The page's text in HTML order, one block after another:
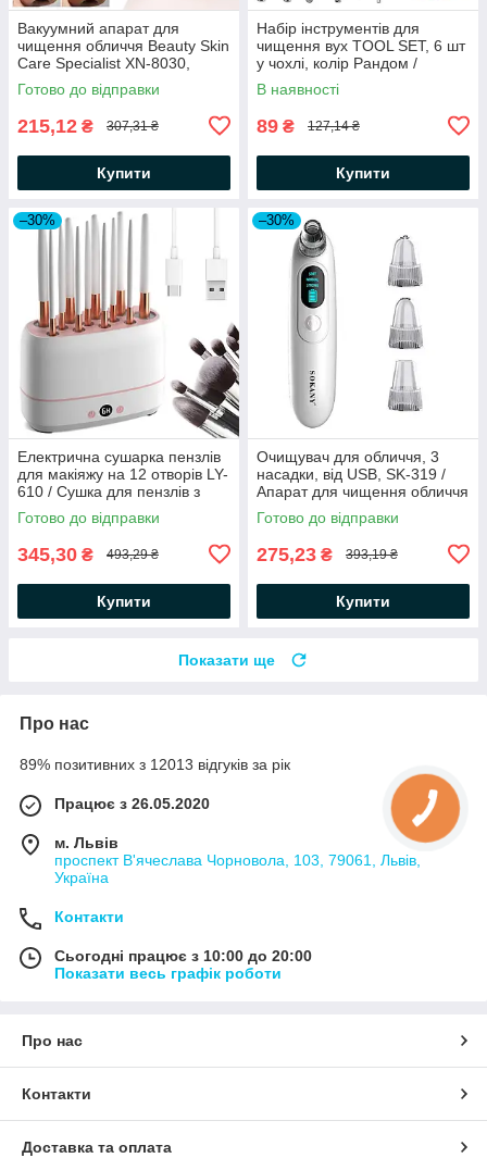
Вакуумний апарат для
чищення обличчя Beauty Skin
Care Specialist XN-8030,
Рожевий / Вакуумний очисник
пор
Готово до відправки
215,12 ₴ 307,31 ₴
Купити
Набір інструментів для
чищення вух TOOL SET, 6 шт
у чохлі, колір Рандом /
Прилади для видалення
вушної сірки
В наявності
89 ₴ 127,14 ₴
Купити
–30%
Електрична сушарка пензлів
для макіяжу на 12 отворів LY-
610 / Сушка для пензлів з
контролем температури
Готово до відправки
345,30 ₴ 493,29 ₴
Купити
–30%
Очищувач для обличчя, 3
насадки, від USB, SK-319 /
Апарат для чищення обличчя
/ Очищувач пор обличчя
Готово до відправки
275,23 ₴ 393,19 ₴
Купити
Показати ще
Про нас
89% позитивних з 12013 відгуків за рік
Працює з 26.05.2020
м. Львів
проспект В'ячеслава Чорновола, 103, 79061, Львів,
Україна
Контакти
Сьогодні працює з 10:00 до 20:00
Показати весь графік роботи
Про нас
Контакти
Доставка та оплата